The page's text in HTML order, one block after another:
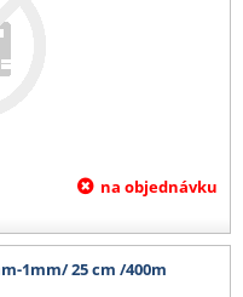
na objednávku
1mm/ 25 cm /400m